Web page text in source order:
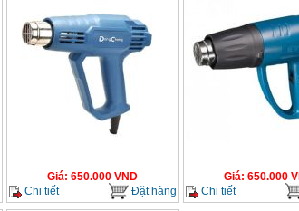
Giá: 650.000 VND
Chi tiết
Đặt hàng
Giá: 650.000
Chi tiết